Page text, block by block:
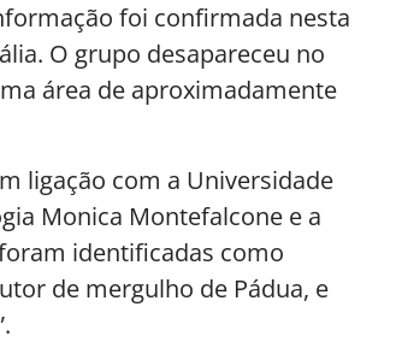
foi confirmada nesta
O grupo desapareceu no
área de aproximadamente
ligação com a Universidade
Monica Montefalcone e a
identificadas como
de mergulho de Pádua, e